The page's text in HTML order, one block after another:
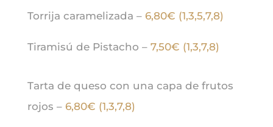
Torrija caramelizada – 6,80€ (1,3,5,7,8)
Tiramisú de Pistacho – 7,50€ (1,3,7,8)
Tarta de queso con una capa de frutos
rojos – 6,80€ (1,3,7,8)